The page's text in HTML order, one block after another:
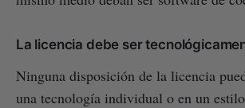
La licencia debe ser
Ninguna disposición de la licencia
una tecnología individual o en un